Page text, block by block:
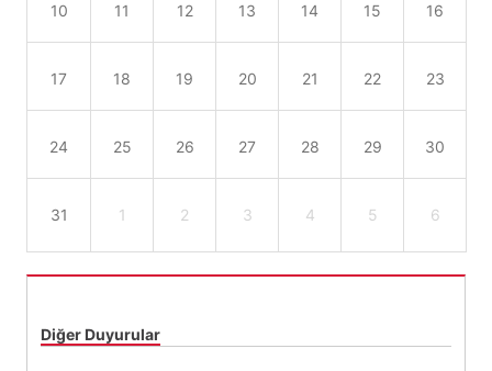
10 11 12 13 14 15 16
17 18 19 20 21 22 23
24 25 26 27 28 29 30
31 1 2 3 4 5 6
Diğer Duyurular